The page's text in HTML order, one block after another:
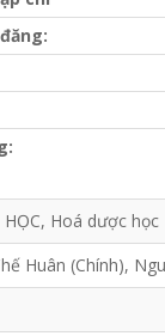
HỌC, Hoá dược học
Huân (Chính),